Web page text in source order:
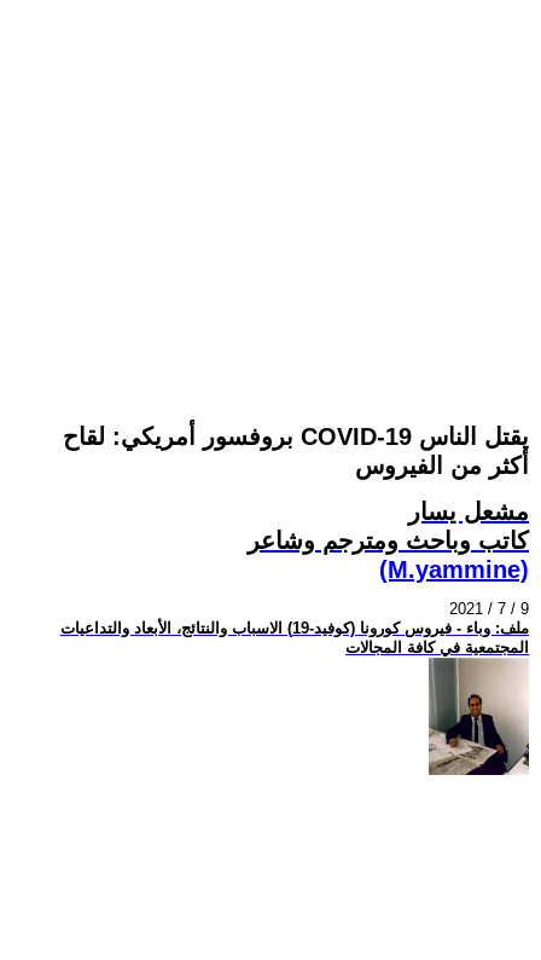
بروفسور أمريكي: لقاح COVID-19 يقتل الناس
أكثر من الفيروس
مشعل يسار
كاتب وباحث ومترجم وشاعر
(M.yammine)
2021 / 7 / 9
ملف: وباء - فيروس كورونا (كوفيد-19) الاسباب والنتائج، الأبعاد والتداعيات
المجتمعية في كافة المجالات